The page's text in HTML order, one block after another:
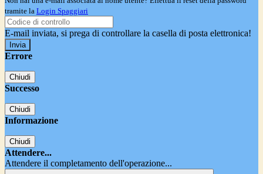
tramite la Login Spaggiari
E-mail inviata, si prega di controllare la casella di posta elettronica!
Errore
Chiudi
Successo
Chiudi
Informazione
Chiudi
Attendere...
Attendere il completamento dell'operazione...